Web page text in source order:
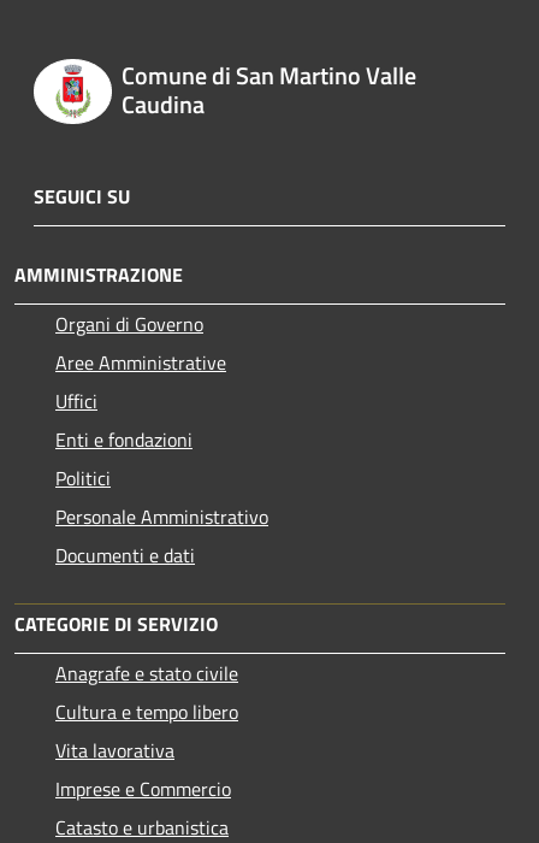
Comune di San Martino Valle
Caudina
SEGUICI SU
AMMINISTRAZIONE
Organi di Governo
Aree Amministrative
Uffici
Enti e fondazioni
Politici
Personale Amministrativo
Documenti e dati
CATEGORIE DI SERVIZIO
Anagrafe e stato civile
Cultura e tempo libero
Vita lavorativa
Imprese e Commercio
Catasto e urbanistica